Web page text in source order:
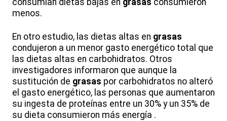
consumían dietas bajas en grasas consumieron
menos.
En otro estudio, las dietas altas en grasas
condujeron a un menor gasto energético total que
las dietas altas en carbohidratos. Otros
investigadores informaron que aunque la
sustitución de grasas por carbohidratos no alteró
el gasto energético, las personas que aumentaron
su ingesta de proteínas entre un 30% y un 35% de
su dieta consumieron más energía .